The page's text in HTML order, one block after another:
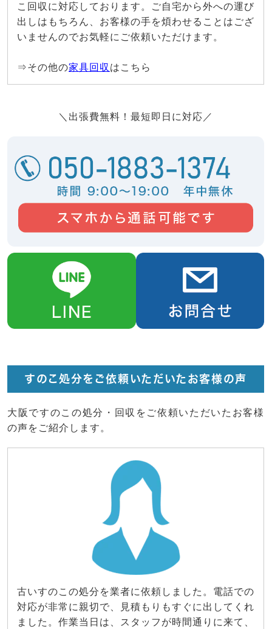
こ回収に対応しております。ご自宅から外への運び
出しはもちろん、お客様の手を煩わせることはござ
いませんのでお気軽にご依頼いただけます。
⇒その他の家具回収 はこちら
＼出張費無料！最短即日に対応／
すのこ処分をご依頼いただいたお客様の声
大阪ですのこの処分・回収をご依頼いただいたお客様
の声をご紹介します。
古いすのこの処分を業者に依頼しました。電話での
対応が非常に親切で、見積もりもすぐに出してくれ
ました。作業当日は、スタッフが時間通りに来て、